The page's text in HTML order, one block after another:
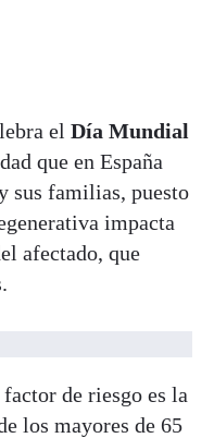
el Día Mundial
que en España
sus familias, puesto
impacta
afectado, que
de riesgo es la
los mayores de 65